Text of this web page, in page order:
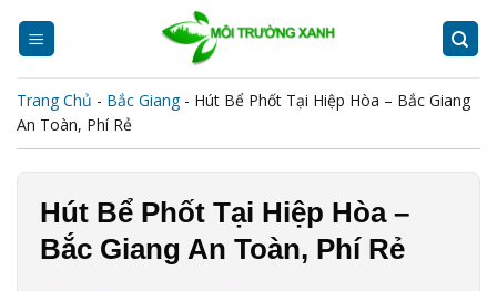
Trang Chủ - Bắc Giang- Hút Bể Phốt Tại Hiệp Hòa – Bắc Giang
An Toàn, Phí Rẻ
Hút Bể Phốt Tại Hiệp Hòa –
Bắc Giang An Toàn, Phí Rẻ